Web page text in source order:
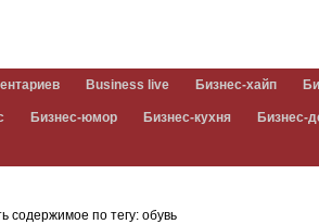
Business live Бизнес-хайп
Бизнес-юмор Бизнес-кухня Бизнес-
содержимое по тегу: обувь